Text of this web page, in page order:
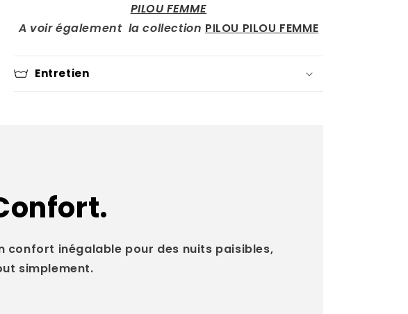
PILOU FEMME
A voir également la collection PILOU PILOU FEMME
Entretien
confort inégalable pour des nuits paisibles,
simplement.